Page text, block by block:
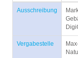
Ausschreibung
Vergabestelle